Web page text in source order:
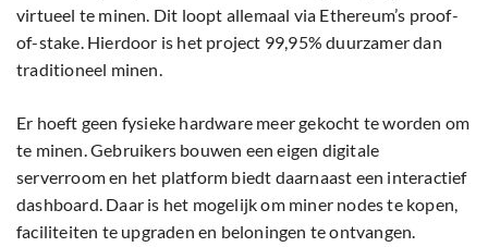
virtueel te minen. Dit loopt allemaal via Ethereum’s proof-
of-stake. Hierdoor is het project 99,95% duurzamer dan
traditioneel minen.
Er hoeft geen fysieke hardware meer gekocht te worden om
te minen. Gebruikers bouwen een eigen digitale
serverroom en het platform biedt daarnaast een interactief
dashboard. Daar is het mogelijk om miner nodes te kopen,
faciliteiten te upgraden en beloningen te ontvangen.